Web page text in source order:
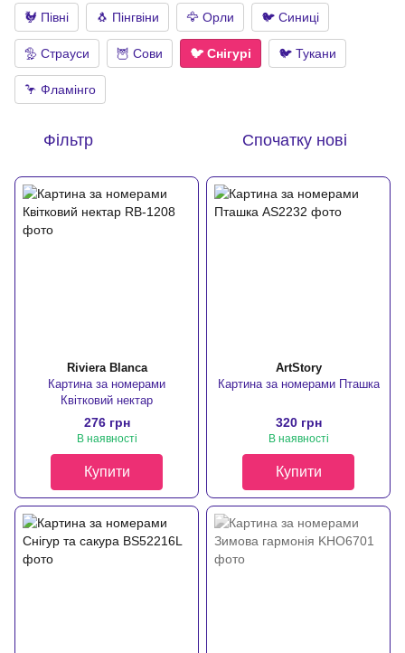
🐓 Півні 🐧 Пінгвіни 🦅 Орли 🐦 Синиці
🦤 Страуси 🦉 Сови 🐦 Снігурі 🐦 Тукани
🦩 Фламінго
Фільтр Спочатку нові
Riviera Blanca
Картина за номерами
Квітковий нектар
276 грн
В наявності
Купити
ArtStory
Картина за номерами Пташка
320 грн
В наявності
Купити